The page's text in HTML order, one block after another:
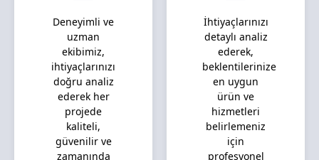
Deneyimli ve
uzman
ekibimiz,
ihtiyaçlarınızı
doğru analiz
ederek her
projede
kaliteli,
güvenilir ve
zamanında
İhtiyaçlarınızı
detaylı analiz
ederek,
beklentilerinize
en uygun
ürün ve
hizmetleri
belirlemeniz
için
profesyonel